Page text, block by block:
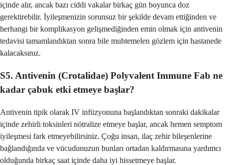
içinde alır, ancak bazı ciddi vakalar birkaç gün boyunca doz
gerektirebilir. İyileşmenizin sorunsuz bir şekilde devam ettiğinden ve
herhangi bir komplikasyon gelişmediğinden emin olmak için antivenin
tedavisi tamamlandıktan sonra bile muhtemelen gözlem için hastanede
kalacaksınız.
S5. Antivenin (Crotalidae) Polyvalent Immune Fab ne
kadar çabuk etki etmeye başlar?
Antivenin tipik olarak IV infüzyonuna başlandıktan sonraki dakikalar
içinde zehirli toksinleri nötralize etmeye başlar, ancak hemen semptom
iyileşmesi fark etmeyebilirsiniz. Çoğu insan, ilaç zehir bileşenlerine
bağlandığında ve vücudunuzun bunları ortadan kaldırmasına yardımcı
olduğunda birkaç saat içinde daha iyi hissetmeye başlar.